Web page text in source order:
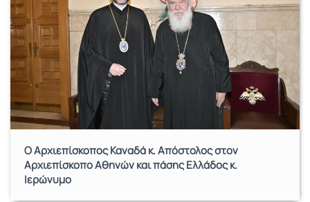
Ο Αρχιεπίσκοπος Καναδά κ. Απόστολος στον
Αρχιεπίσκοπο Αθηνών και πάσης Ελλάδος κ.
Ιερώνυμο